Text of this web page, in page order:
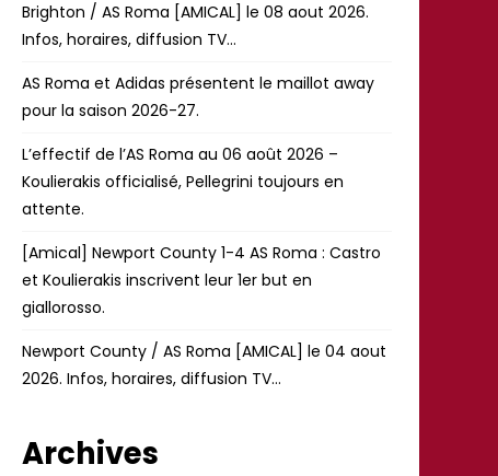
Brighton / AS Roma [AMICAL] le 08 aout 2026.
Infos, horaires, diffusion TV…
AS Roma et Adidas présentent le maillot away
pour la saison 2026-27.
L’effectif de l’AS Roma au 06 août 2026 –
Koulierakis officialisé, Pellegrini toujours en
attente.
[Amical] Newport County 1-4 AS Roma : Castro
et Koulierakis inscrivent leur 1er but en
giallorosso.
Newport County / AS Roma [AMICAL] le 04 aout
2026. Infos, horaires, diffusion TV…
Archives